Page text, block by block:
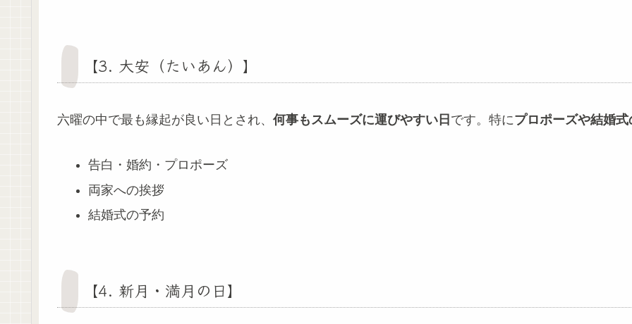
【3. 大安（たいあん）】
六曜の中で最も縁起が良い日とされ、 何事もスムーズに運びやすい日 です。特にプロポーズや結婚
告白・婚約・プロポーズ
両家への挨拶
結婚式の予約
【4. 新月・満月の日】